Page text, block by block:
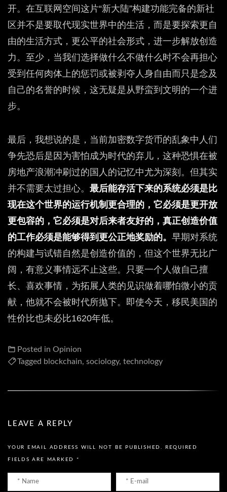
开。在互联网空间这片“新大陆”构建功能完备的新社
区并不是要取代现实世界中的生活，而是要探索更自
由的生活方式，更公平的社会形式，进一步解放创造
力。至少，当我们选择做什么不做什么时不会再担心
受到任何肉体上的惩罚或被剥夺人身自由而只是念及
自己的名誉的时候，这无疑是从野蛮到文明的一个进
步。
最后，我想说的是，当前加密数字货币的乱象中人们
争先恐后是因为害怕成为时代的弃儿，这种恐惧在被
房地产浪潮冲刷过的国人的记忆中尤为深刻。但其实
并不需要太过担心。 最后能存活下来的系统必须是比
现在这个世界的运行机制更合理的，它必须是更开放
更包容的，它必须是对后来者友好的，真正创造价值
的工作必须是能够得到更公正地奖励的。 早期对系统
的构建与试错自然是创造价值的，但这个世界无比广
阔，有意义事情远不止这些。只要一个人做自己擅
长、喜欢事情，为拓展人类的见识做着哪怕微小的贡
献，他就不会被时代所抛下。即使今天，移民美国的
性价比也未必比1620年低。
Posted in Opinion
Tagged blockchain, sociology, technology
LEAVE A REPLY
YOUR EMAIL ADDRESS WILL NOT BE PUBLISHED. REQUIRED
FIELDS ARE MARKED*
Name
Email